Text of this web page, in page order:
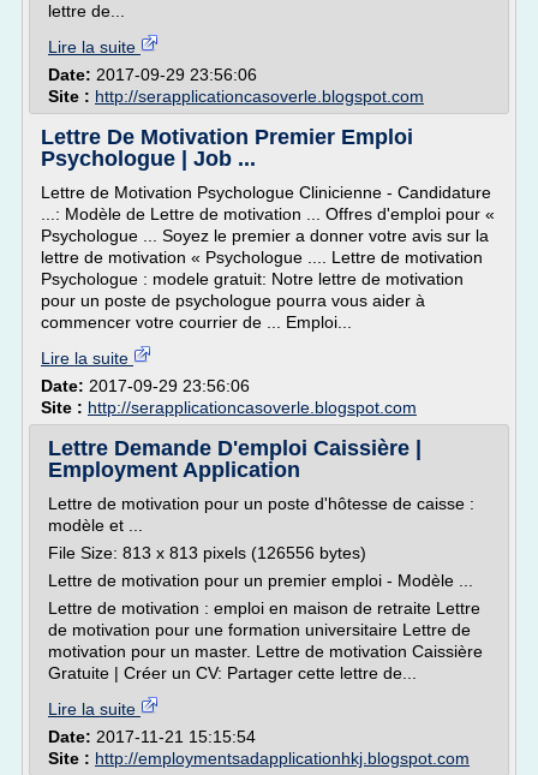
lettre de...
Lire la suite
Date: 2017-09-29 23:56:06
Site : http://serapplicationcasoverle.blogspot.com
Lettre De Motivation Premier Emploi
Psychologue | Job ...
Lettre de Motivation Psychologue Clinicienne - Candidature
...: Modèle de Lettre de motivation ... Offres d'emploi pour «
Psychologue ... Soyez le premier a donner votre avis sur la
lettre de motivation « Psychologue .... Lettre de motivation
Psychologue : modele gratuit: Notre lettre de motivation
pour un poste de psychologue pourra vous aider à
commencer votre courrier de ... Emploi...
Lire la suite
Date: 2017-09-29 23:56:06
Site : http://serapplicationcasoverle.blogspot.com
Lettre Demande D'emploi Caissière |
Employment Application
Lettre de motivation pour un poste d'hôtesse de caisse :
modèle et ...
File Size: 813 x 813 pixels (126556 bytes)
Lettre de motivation pour un premier emploi - Modèle ...
Lettre de motivation : emploi en maison de retraite Lettre
de motivation pour une formation universitaire Lettre de
motivation pour un master. Lettre de motivation Caissière
Gratuite | Créer un CV: Partager cette lettre de...
Lire la suite
Date: 2017-11-21 15:15:54
Site : http://employmentsadapplicationhkj.blogspot.com